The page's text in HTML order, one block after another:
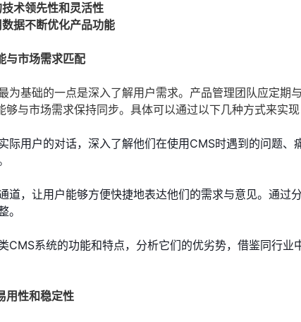
术领先性和灵活性
据不断优化产品功能
与市场需求匹配
为基础的一点是深入了解用户需求。产品管理团队应定期
与市场需求保持同步。具体可以通过以下几种方式来实现
际用户的对话，深入了解他们在使用CMS时遇到的问题、
道，让用户能够方便快捷地表达他们的需求与意见。通过
。
CMS系统的功能和特点，分析它们的优劣势，借鉴同行业
用性和稳定性